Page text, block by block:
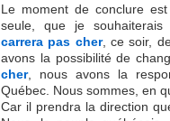
Le moment de conclure
seule, que je
carrera pas cher, ce soir,
avons la possibilité de
cher, nous avons la
Québec. Nous sommes, en
Car il prendra la direction